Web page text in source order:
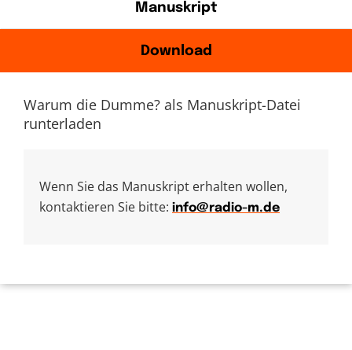
Manuskript
Download
Warum die Dumme? als Manuskript-Datei
runterladen
Wenn Sie das Manuskript erhalten wollen,
kontaktieren Sie bitte: info@radio-m.de